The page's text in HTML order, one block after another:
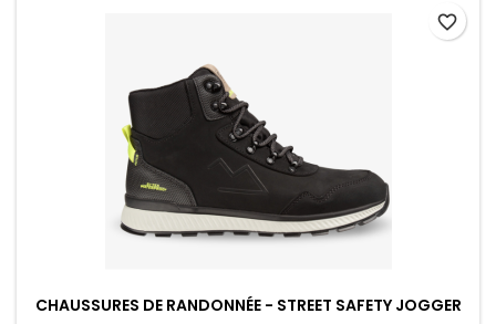
CHAUSSURES DE RANDONNÉE - STREET SAFETY JOGGER
favorite_border